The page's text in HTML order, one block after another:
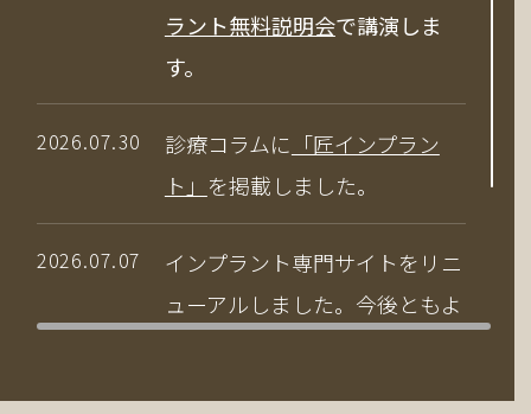
ラント無料説明会で講演しま
す。
2026.07.30 診療コラムに 「匠インプラン
ト」 を掲載しました。
2026.07.07
インプラント専門サイトをリニ
ューアルしました。今後ともよ